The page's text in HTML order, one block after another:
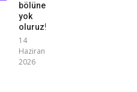
bölünerek
yok
oluruz!”
14
Haziran
2026